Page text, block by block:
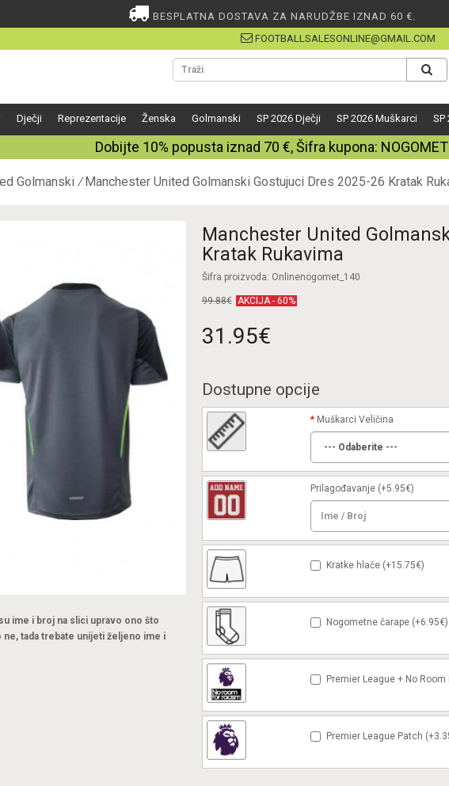
BESPLATNA DOSTAVA ZA NARUDŽBE IZNAD 60 €.
FOOTBALLSALESONLINE@GMAIL.COM
Dječji Reprezentacije Ženska Golmanski SP 2026 Dječji SP 2026 Muškarci SP
Dobijte 10% popusta iznad 70 €, Šifra kupona: NOGOMET
Golmanski Manchester United Golmanski Gostujuci Dres 2025-26 Kratak
ime i broj na slici upravo ono što
tada trebate unijeti željeno ime i
Manchester United
Kratak Rukavima
Šifra proizvoda: Onlinenogomet_140
99.88€ AKCIJA - 60%
31.95€
Dostupne opcije
Muškarci Veličina
Prilagođavanje(+5.95€)
Kratke hlače (+15.75€)
Nogometne čarape (+6.95€)
Premier League + No
Premier League Patch